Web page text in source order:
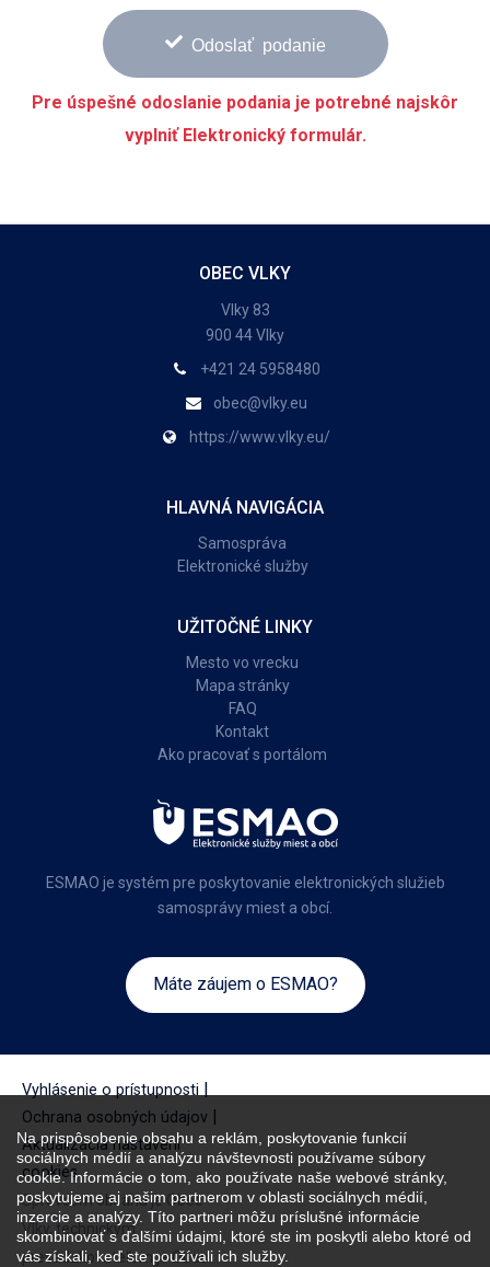
Na prispôsobenie obsahu a reklám, poskytovanie funkcií
sociálnych médií a analýzu návštevnosti používame súbory
cookie. Informácie o tom, ako používate naše webové stránky,
poskytujeme aj našim partnerom v oblasti sociálnych médií,
inzercie a analýzy. Títo partneri môžu príslušné informácie
skombinovať s ďalšími údajmi, ktoré ste im poskytli alebo ktoré od
vás získali, keď ste používali ich služby.
Odoslať podanie
Pre úspešné odoslanie podania je potrebné najskôr
vyplniť Elektronický formulár.
OBEC VLKY
Vlky 83
900 44 Vlky
+421 24 5958480
obec@vlky.eu
https://www.vlky.eu/
HLAVNÁ NAVIGÁCIA
Samospráva
Elektronické služby
UŽITOČNÉ LINKY
Mesto vo vrecku
Mapa stránky
FAQ
Kontakt
Ako pracovať s portálom
ESMAO je systém pre poskytovanie elektronických služieb
samosprávy miest a obcí.
Máte záujem o ESMAO?
Vyhlásenie o prístupnosti |
Ochrana osobných údajov |
Aktualizácia nastavení
cookies
Správcom obsahu je Obec
Vlky, technickým
prevádzkovateľom je Obec